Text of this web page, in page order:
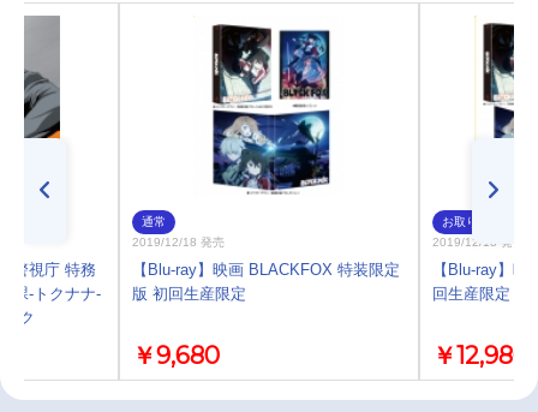
警視庁 特務
課-トクナナ-
ク
通常
2019/12/18 発売
【Blu-ray】映画 BLACKFOX 特装限定
版 初回生産限定
￥9,680
お取り寄せ
2019/12/18 発売
【Blu-ray】
回生産限定
￥12,980